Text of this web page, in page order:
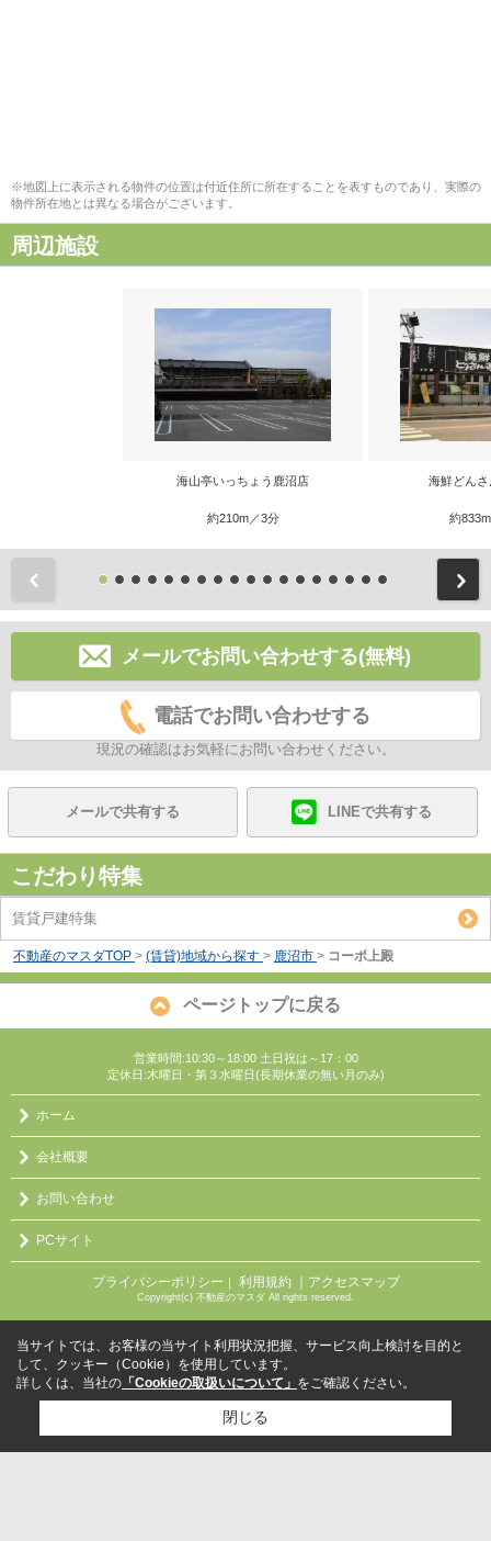
※地図上に表示される物件の位置は付近住所に所在することを表すものであり、実際の
物件所在地とは異なる場合がございます。
周辺施設
海山亭いっちょう鹿沼店
約210m／3分
海鮮どん
約
メールでお問い合わせする(無料)
電話でお問い合わせする
現況の確認はお気軽にお問い合わせください。
メールで共有する LINEで共有する
こだわり特集
賃貸戸建特集
不動産のマスダTOP > (賃貸)地域から探す > 鹿沼市 > コーポ上殿
ページトップに戻る
営業時間:10:30～18:00 土日祝は～17：00
定休日:木曜日・第３水曜日(長期休業の無い月のみ)
ホーム
会社概要
お問い合わせ
PCサイト
プライバシーポリシー 利用規約 ｜アクセスマップ
Copyright(c) 不動産のマスダ All rights reserved.
当サイトでは、お客様の当サイト利用状況把握、サービス向上検討を目的と
して、クッキー（Cookie）を使用しています。
詳しくは、当社の 「Cookieの取扱いについて」 をご確認ください。
閉じる